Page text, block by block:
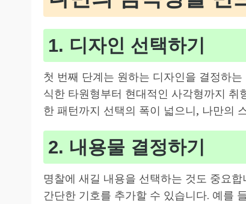
1. 디자인 선택하기
첫 번째 단계는 원하는 디자인을 결정하
식한 타원형부터 현대적인 사각형까지
한 패턴까지 선택의 폭이 넓으니, 나만의
2. 내용물 결정하기
명찰에 새길 내용을 선택하는 것도 중요
간단한 기호를 추가할 수 있습니다. 예를